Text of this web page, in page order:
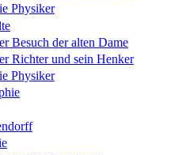
Physiker
Besuch der alten Dame
Richter und sein Henker
Physiker